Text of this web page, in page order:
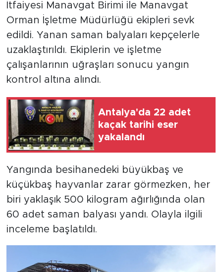
İtfaiyesi Manavgat Birimi ile Manavgat
Orman İşletme Müdürlüğü ekipleri sevk
edildi. Yanan saman balyaları kepçelerle
uzaklaştırıldı. Ekiplerin ve işletme
çalışanlarının uğraşları sonucu yangın
kontrol altına alındı.
Antalya'da 22 adet
kaçak tarihi eser
yakalandı
Yangında besihanedeki büyükbaş ve
küçükbaş hayvanlar zarar görmezken, her
biri yaklaşık 500 kilogram ağırlığında olan
60 adet saman balyası yandı. Olayla ilgili
inceleme başlatıldı.